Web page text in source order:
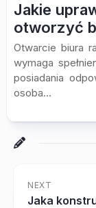
Jakie
otworzyć
Otwarcie biura
wymaga
posiadania
osoba...
NEXT
Jaka